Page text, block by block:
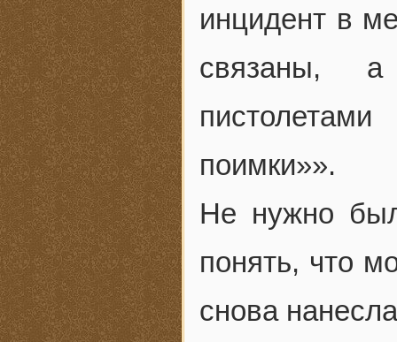
инцидент в
связаны, а
поимки»».
Не нужно
понять, что
снова